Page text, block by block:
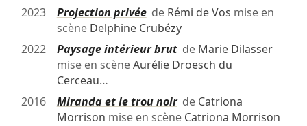
2023
Projection privéede Rémi de Vos mise en
scène Delphine Crubézy
2022
Paysage intérieur brutde Marie Dilasser
mise en scèneAurélie Droesch du
Cerceau…
2016
Miranda et le trou noirde Catriona
Morrison mise en scène Catriona Morrison